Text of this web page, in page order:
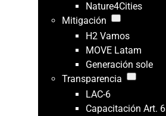
Nature4Cities
Mitigación
H2 Vamos
MOVE Latam
Generación sole
Transparencia
LAC-6
Capacitación Art. 6